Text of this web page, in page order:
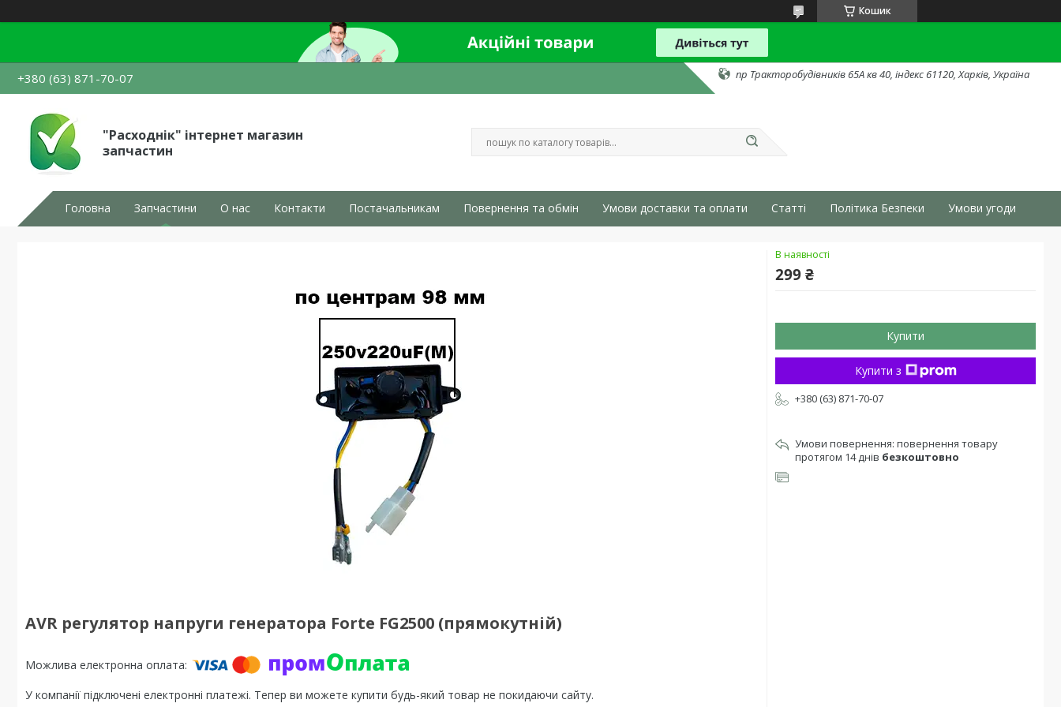
Кошик
+380 (63) 871-70-07 пр Тракторобудівників 65А кв 40, індекс 61120, Харків, Україна
"Расходнік" інтернет магазин
запчастин
Головна Запчастини О нас Контакти Постачальникам Повернення та обмін Умови доставки та оплати Статті Політика Безпеки Умови угоди
AVR регулятор напруги генератора Forte FG2500 (прямокутній)
У компанії підключені електронні платежі. Тепер ви можете купити будь-який товар не покидаючи сайту.
В наявності
299 ₴
Купити
Купити з
+380 (63) 871-70-07
повернення товару
протягом 14 днів безкоштовно